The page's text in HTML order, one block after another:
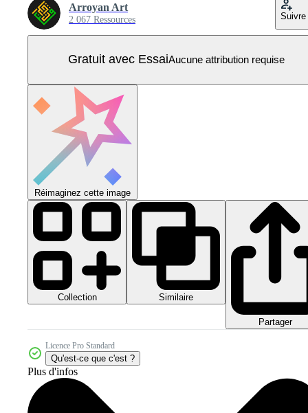
Arroyan Art
2 067 Ressources Suivre
Gratuit avec EssaiAucune attribution requise
Réimaginez cette image
Collection Similaire
Partager
Licence Pro Standard
Qu'est-ce que c'est ?
Plus d'infos